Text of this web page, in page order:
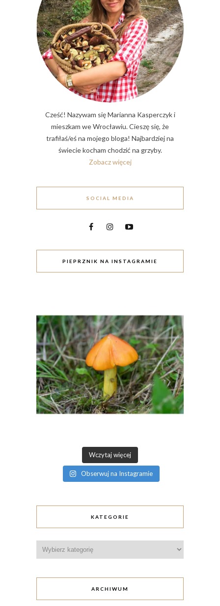
Cześć! Nazywam się Marianna Kasperczyk i
mieszkam we Wrocławiu. Cieszę się, że
trafiłaś/eś na mojego bloga! Najbardziej na
świecie kocham chodzić na grzyby.
Zobacz więcej
SOCIAL MEDIA
PIEPRZNIK NA INSTAGRAMIE
Wczytaj więcej
Obserwuj na Instagramie
KATEGORIE
ARCHIWUM